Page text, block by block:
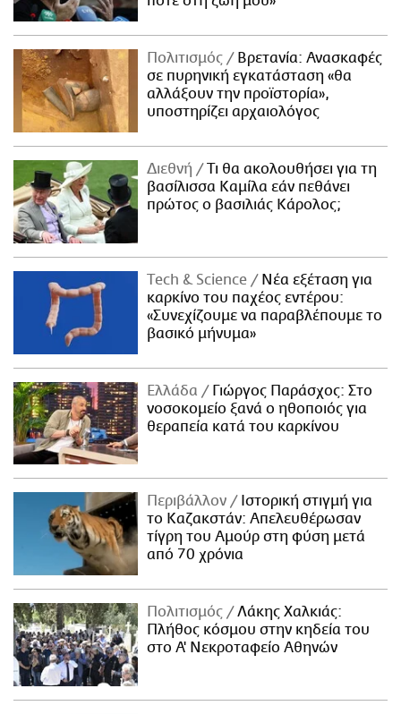
Πολιτισμός
Βρετανία: Ανασκαφές
σε πυρηνική εγκατάσταση «θα
αλλάξουν την προϊστορία»,
υποστηρίζει αρχαιολόγος
Διεθνή
Τι θα ακολουθήσει για τη
βασίλισσα Καμίλα εάν πεθάνει
πρώτος ο βασιλιάς Κάρολος;
Τech & Science
Νέα εξέταση για
καρκίνο του παχέος εντέρου:
«Συνεχίζουμε να παραβλέπουμε το
βασικό μήνυμα»
Ελλάδα
Γιώργος Παράσχος: Στο
νοσοκομείο ξανά ο ηθοποιός για
θεραπεία κατά του καρκίνου
Περιβάλλον
Ιστορική στιγμή για
το Καζακστάν: Απελευθέρωσαν
τίγρη του Αμούρ στη φύση μετά
από 70 χρόνια
Πολιτισμός
Λάκης Χαλκιάς:
Πλήθος κόσμου στην κηδεία του
στο Α' Νεκροταφείο Αθηνών